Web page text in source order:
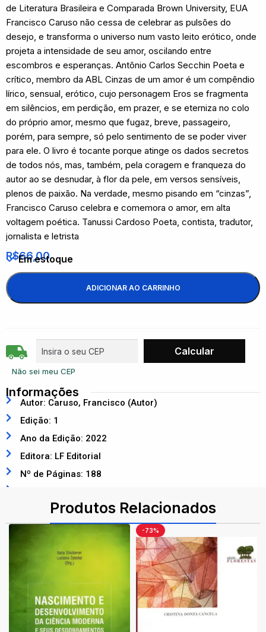
de Literatura Brasileira e Comparada Brown University, EUA
Francisco Caruso não cessa de celebrar as pulsões do
desejo, e transforma o universo num vasto leito erótico, onde
projeta a intensidade de seu amor, oscilando entre
escombros e esperanças. Antônio Carlos Secchin Poeta e
crítico, membro da ABL Cinzas de um amor é um compêndio
lírico, sensual, erótico, cujo personagem Eros se fragmenta
em silêncios, em perdição, em prazer, e se eterniza no colo
do próprio amor, mesmo que fugaz, breve, passageiro,
porém, para sempre, só pelo sentimento de se poder viver
para ele. O livro é tocante porque atinge os dados secretos
de todos nós, mas, também, pela coragem e franqueza do
autor ao se desnudar, à flor da pele, em versos sensíveis,
plenos de paixão. Na verdade, mesmo pisando em “cinzas”,
Francisco Caruso celebra e comemora o amor, em alta
voltagem poética. Tanussi Cardoso Poeta, contista, tradutor,
jornalista e letrista
R$66,00
Em estoque
ADICIONAR AO CARRINHO
Não sei meu CEP
Informações
Autor: Caruso, Francisco (Autor)
Edição: 1
Ano da Edição: 2022
Editora: LF Editorial
Nº de Páginas: 188
Produtos Relacionados
-73%